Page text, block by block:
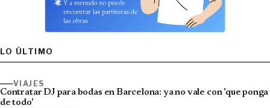
LO ÚLTIMO
VIAJES
Contratar DJ para bodas en Barcelona: ya no vale con 'que ponga
de todo'